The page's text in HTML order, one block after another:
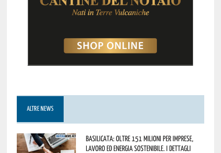
ALTRE NEWS
Basilicata: oltre 151 milioni per imprese,
lavoro ed energia sostenibile. I dettagli